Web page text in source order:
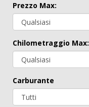
Prezzo Max:
Chilometraggio Max:
Carburante